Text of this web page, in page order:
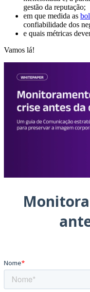
gestão da reputação;
em que medida as
confiabilidade dos
e quais métricas
Vamos lá!